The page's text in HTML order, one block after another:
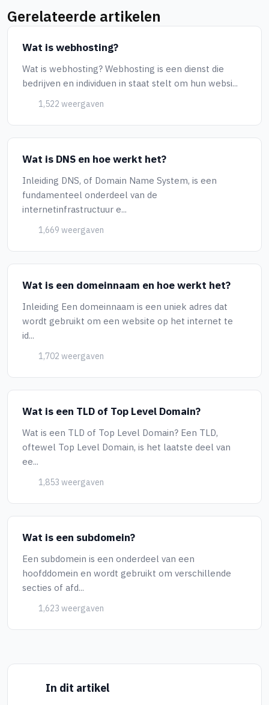
Gerelateerde artikelen
Wat is webhosting?
Wat is webhosting? Webhosting is een dienst die
bedrijven en individuen in staat stelt om hun websi...
1,522 weergaven
Wat is DNS en hoe werkt het?
Inleiding DNS, of Domain Name System, is een
fundamenteel onderdeel van de
internetinfrastructuur e...
1,669 weergaven
Wat is een domeinnaam en hoe werkt het?
Inleiding Een domeinnaam is een uniek adres dat
wordt gebruikt om een website op het internet te
id...
1,702 weergaven
Wat is een TLD of Top Level Domain?
Wat is een TLD of Top Level Domain? Een TLD,
oftewel Top Level Domain, is het laatste deel van
ee...
1,853 weergaven
Wat is een subdomein?
Een subdomein is een onderdeel van een
hoofddomein en wordt gebruikt om verschillende
secties of afd...
1,623 weergaven
In dit artikel